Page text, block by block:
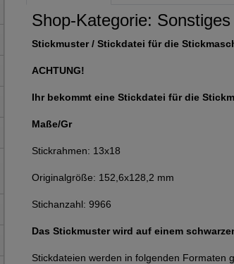
Shop-Kategorie: Sonstiges
Stickmuster / Stickdatei für die
ACHTUNG!
Ihr bekommt eine Stickdatei für die
Maße/Gr
Stickrahmen: 13x18
Originalgröße: 152,6x128,2 mm
Stichanzahl: 9966
Das Stickmuster wird auf einem
Stickdateien werden in folgenden Formaten